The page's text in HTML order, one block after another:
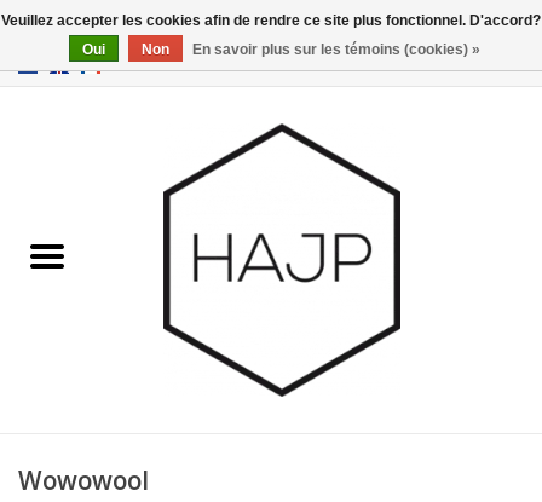
EUR/GBP 0 Articles - €0,00
Gadgets
Wowowool
Veuillez accepter les cookies afin de rendre ce site plus fonctionnel. D'accord?
Oui
Non En savoir plus sur les témoins (cookies) »